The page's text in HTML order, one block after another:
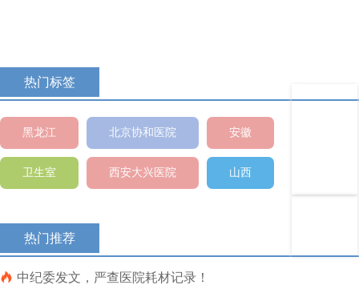
热门标签
黑龙江 北京协和医院 安徽
卫生室 西安大兴医院 山西
热门推荐
 中纪委发文，严查医院耗材记录！